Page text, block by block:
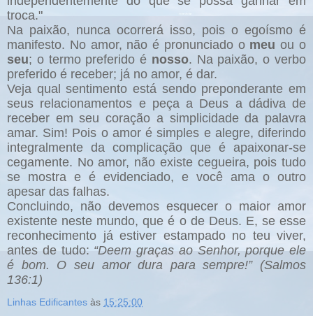
troca."
Na paixão, nunca ocorrerá isso, pois o egoísmo é
manifesto. No amor, não é pronunciado o meu ou o
seu; o termo preferido é nosso. Na paixão, o verbo
preferido é receber; já no amor, é dar.
Veja qual sentimento está sendo preponderante em
seus relacionamentos e peça a Deus a dádiva de
receber em seu coração a simplicidade da palavra
amar. Sim! Pois o amor é simples e alegre, diferindo
integralmente da complicação que é apaixonar-se
cegamente. No amor, não existe cegueira, pois tudo
se mostra e é evidenciado, e você ama o outro
apesar das falhas.
Concluindo, não devemos esquecer o maior amor
existente neste mundo, que é o de Deus. E, se esse
reconhecimento já estiver estampado no teu viver,
antes de tudo: “Deem graças ao Senhor, porque ele
é bom. O seu amor dura para sempre!” (Salmos
136:1)
Linhas Edificantes às 15:25:00